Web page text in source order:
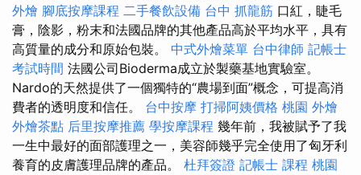
外燴 腳底按摩課程 二手餐飲設備 台中 抓龍筋 口紅，睫毛
膏，陰影，粉末和法國品牌的其他產品高於平均水平，具有
高質量的成分和原始包裝。 中式外燴菜單 台中律師 記帳士
考試時間 法國公司Bioderma成立於製藥基地實驗室。
Nardo的天然提供了一個獨特的“農場到面”概念，可提高消
費者的透明度和信任。 台中按摩 打掃阿姨價格 桃園 外燴
外燴茶點 后里按摩推薦 學按摩課程 幾年前，我被賦予了我
一生中最好的面部護理之一，美容師幾乎完全使用了匈牙利
養育的皮膚護理品牌的產品。 杜拜簽證 記帳士 課程 桃園